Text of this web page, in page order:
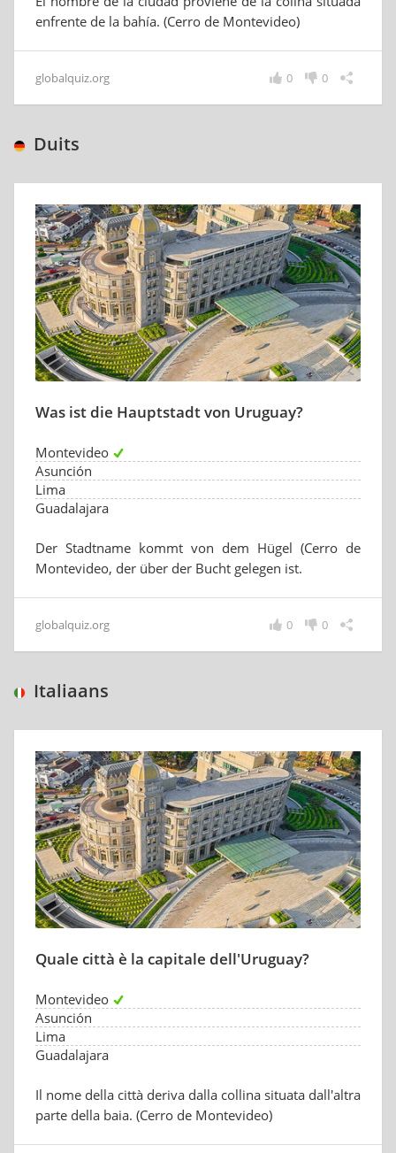
enfrente de la bahía. (Cerro de Montevideo)
globalquiz.org 0
0
Duits
Was ist die Hauptstadt von Uruguay?
Montevideo
Asunción
Lima
Guadalajara
Der Stadtname kommt von dem Hügel (Cerro de
Montevideo, der über der Bucht gelegen ist.
globalquiz.org 0
0
Italiaans
Quale città è la capitale dell'Uruguay?
Montevideo
Asunción
Lima
Guadalajara
Il nome della città deriva dalla collina situata dall'altra
parte della baia. (Cerro de Montevideo)